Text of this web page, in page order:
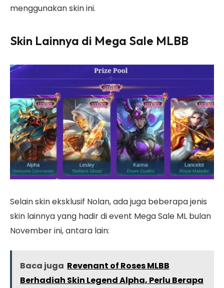
menggunakan skin ini.
Skin Lainnya di Mega Sale MLBB
Selain skin eksklusif Nolan, ada juga beberapa jenis
skin lainnya yang hadir di event Mega Sale ML bulan
November ini, antara lain:
Baca juga Revenant of Roses MLBB
Berhadiah Skin Legend Alpha, Perlu Berapa